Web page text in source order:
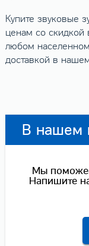
Купите звуковые
ценам со скидкой
любом
доставкой в
В нашем
Мы
Напишите